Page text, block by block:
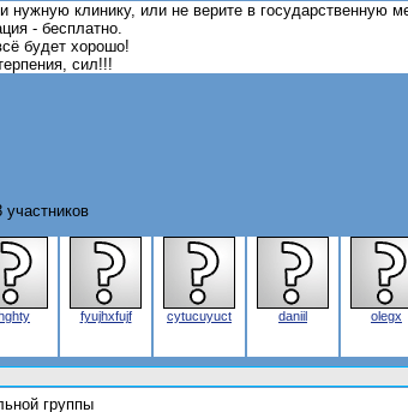
клинику, или не верите в государственную
- бесплатно.
будет хорошо!
сил!!!
участников
fyujhxfujf cytucuyuct dаniil olegx
группы